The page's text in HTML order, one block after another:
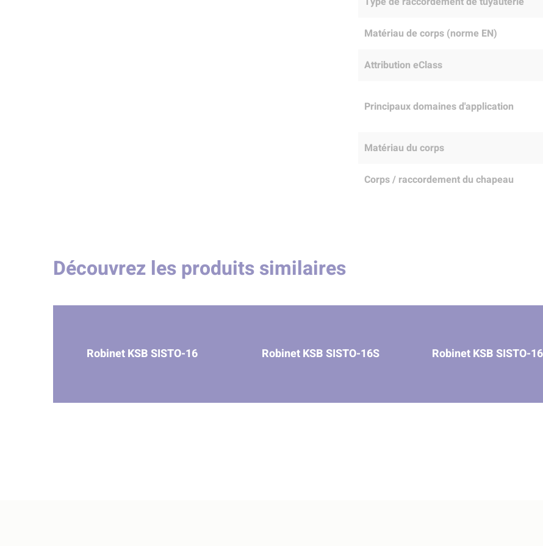
Matériau de corps (norme EN)
Attribution eClass
Principaux domaines d'application
Matériau du corps
Corps / raccordement du chapeau
Découvrez les produits similaires
Robinet KSB SISTO-16 Robinet KSB SISTO-16S Robinet KSB SISTO-